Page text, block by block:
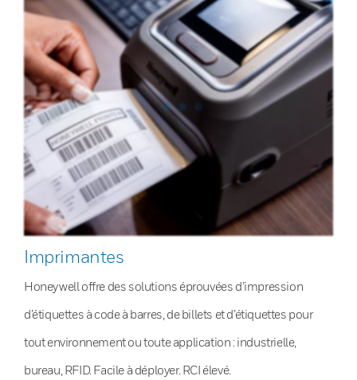
Imprimantes
Honeywell offre des solutions éprouvées d’impression
d’étiquettes à code à barres, de billets et d’étiquettes pour
tout environnement ou toute application : industrielle,
bureau, RFID. Facile à déployer. RCI élevé.